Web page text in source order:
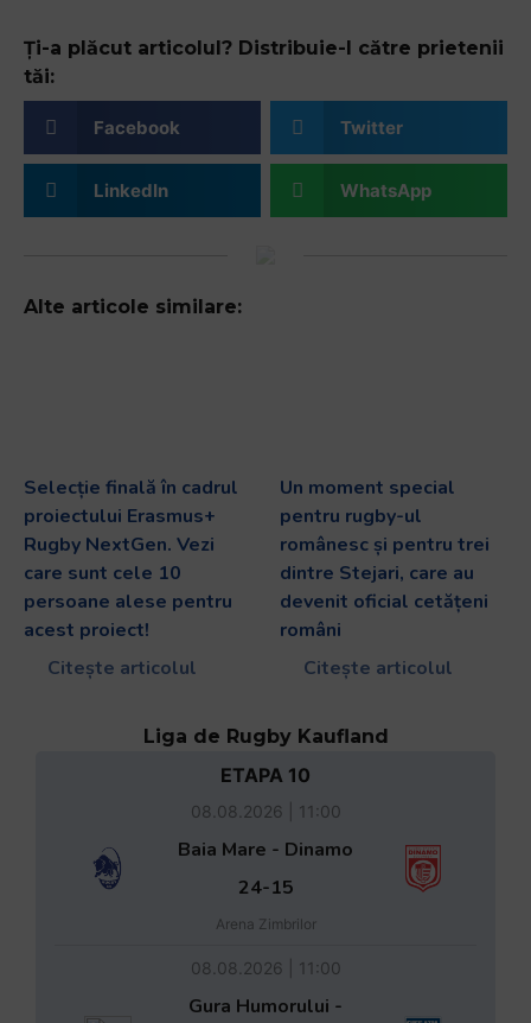
Ți-a plăcut articolul? Distribuie-l către prietenii
tăi:
Facebook Twitter
LinkedIn WhatsApp
Alte articole similare:
Selecție finală în cadrul
proiectului Erasmus+
Rugby NextGen. Vezi
care sunt cele 10
persoane alese pentru
acest proiect!
Citește articolul
Un moment special
pentru rugby-ul
românesc și pentru trei
dintre Stejari, care au
devenit oficial cetățeni
români
Citește articolul
Liga de Rugby Kaufland
ETAPA 10
08.08.2026 | 11:00
Baia Mare - Dinamo
24-15
Arena Zimbrilor
08.08.2026 | 11:00
Gura Humorului -